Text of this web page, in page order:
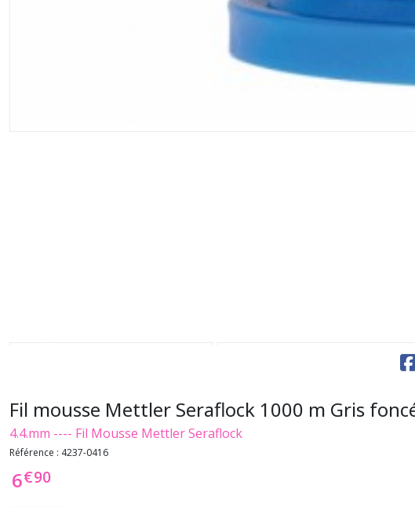
Fil mousse Mettler Seraflock 1000 m Gris
4.4.mm ---- Fil Mousse Mettler Seraflock
Référence : 4237-0416
6€90